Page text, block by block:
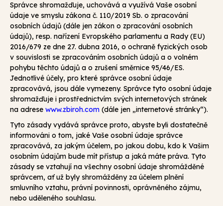
Správce shromažďuje, uchovává a využívá Vaše osobní
údaje ve smyslu zákona č. 110/2019 Sb. o zpracování
osobních údajů (dále jen zákon o zpracování osobních
údajů), resp. nařízení Evropského parlamentu a Rady (EU)
2016/679 ze dne 27. dubna 2016, o ochraně fyzických osob
v souvislosti se zpracováním osobních údajů a o volném
pohybu těchto údajů a o zrušení směrnice 95/46/ES.
Jednotlivé účely, pro které správce osobní údaje
zpracovává, jsou dále vymezeny. Správce tyto osobní údaje
shromažďuje i prostřednictvím svých internetových stránek
na adrese www.zbiroh.com (dále jen „internetové stránky“).
Tyto zásady vydává správce proto, abyste byli dostatečně
informováni o tom, jaké Vaše osobní údaje správce
zpracovává, za jakým účelem, po jakou dobu, kdo k Vašim
osobním údajům bude mít přístup a jaká máte práva. Tyto
zásady se vztahují na všechny osobní údaje shromážděné
správcem, ať už byly shromážděny za účelem plnění
smluvního vztahu, právní povinnosti, oprávněného zájmu,
nebo uděleného souhlasu.